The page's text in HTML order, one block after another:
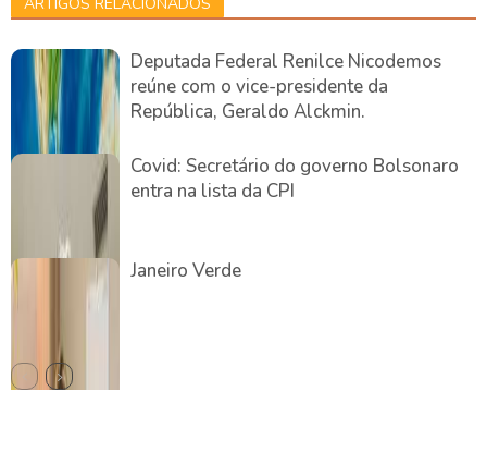
Deputada Federal Renilce Nicodemos
reúne com o vice-presidente da
República, Geraldo Alckmin.
Covid: Secretário do governo Bolsonaro
entra na lista da CPI
Janeiro Verde